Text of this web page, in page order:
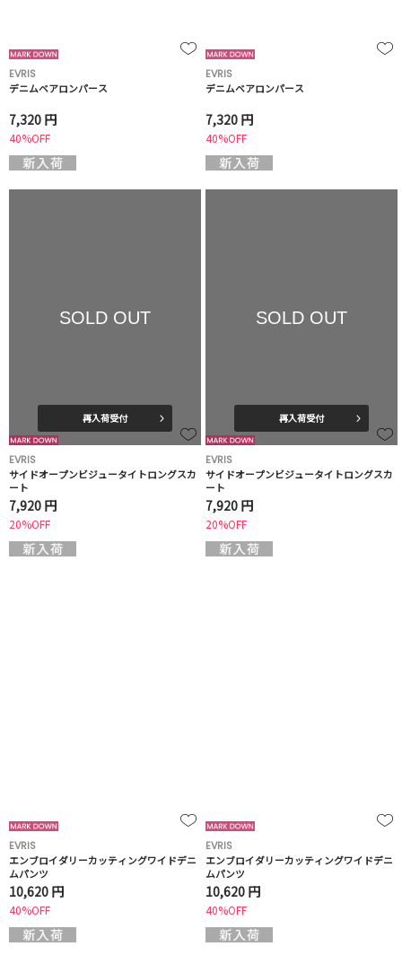
EVRIS
デニムベアロンパース
7,320 円
40%OFF
EVRIS
デニムベアロンパース
7,320 円
40%OFF
SOLD OUT
再入荷受付
EVRIS
サイドオープンビジュータイトロングスカ
ート
7,920 円
20%OFF
SOLD OUT
再入荷受付
EVRIS
サイドオープンビジュータイトロングスカ
ート
7,920 円
20%OFF
EVRIS
エンブロイダリーカッティングワイドデニ
ムパンツ
10,620 円
40%OFF
EVRIS
エンブロイダリーカッティングワイドデニ
ムパンツ
10,620 円
40%OFF